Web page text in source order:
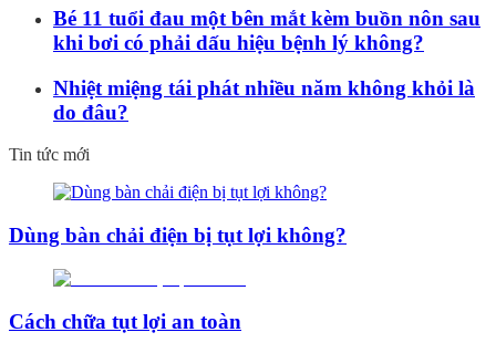
Bé 11 tuổi đau một bên mắt kèm buồn nôn sau
khi bơi có phải dấu hiệu bệnh lý không?
Nhiệt miệng tái phát nhiều năm không khỏi là
do đâu?
Tin tức mới
Dùng bàn chải điện bị tụt lợi không?
Cách chữa tụt lợi an toàn